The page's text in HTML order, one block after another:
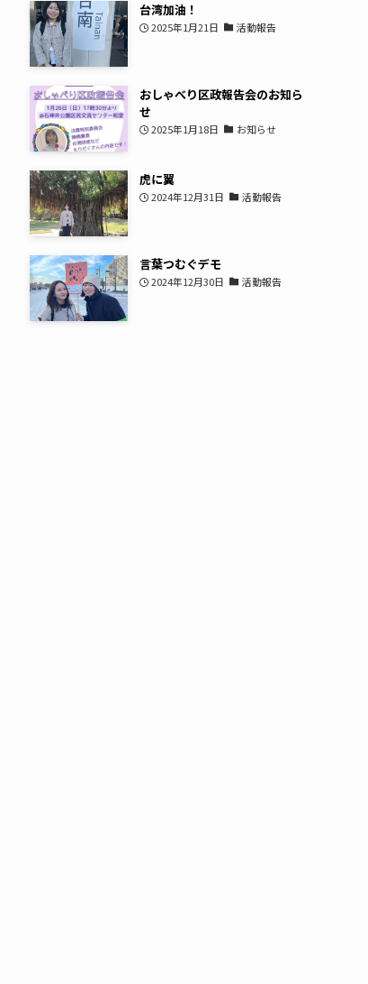
台湾加油！
2025年1月21日 活動報告
おしゃべり区政報告会のお知ら
せ
2025年1月18日 お知らせ
虎に翼
2024年12月31日 活動報告
言葉つむぐデモ
2024年12月30日 活動報告